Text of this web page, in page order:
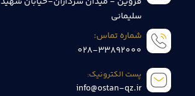
سلیمانی
شماره تماس:
028-33892000
پست الکترونیک:
info@ostan-qz.ir